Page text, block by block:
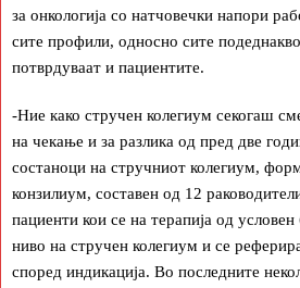
за онкологија со натчовечки напори
сите профили, односно сите
потврдуваат и пациентите.
-Ние како стручен колегиум секогаш
на чекање и за разлика од пред две
состаноци на стручниот колегиум,
конзилиум, составен од 12
пациенти кои се на терапија од
ниво на стручен колегиум и се
според индикација. Во последните